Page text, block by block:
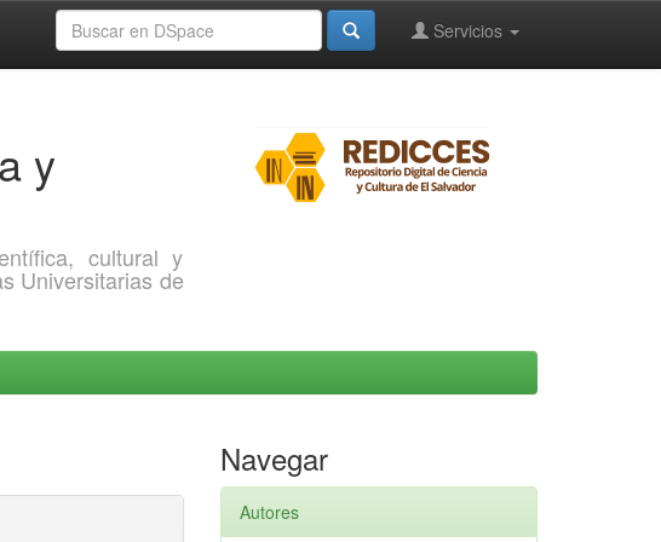
Servicios
y
cultural y
Universitarias de
Navegar
Autores